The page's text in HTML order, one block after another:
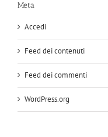
Meta
Accedi
Feed dei contenuti
Feed dei commenti
WordPress.org